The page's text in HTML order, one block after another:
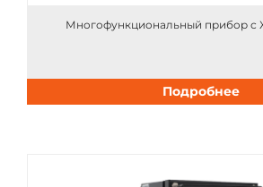
Многофункциональный прибор с
Подробнее